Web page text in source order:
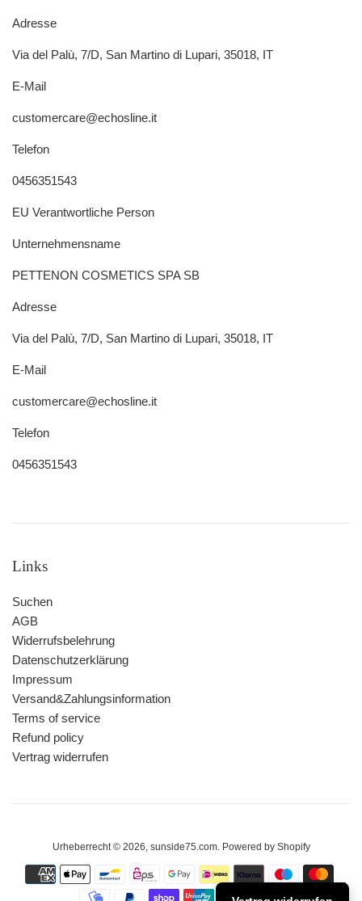
Adresse
Via del Palù, 7/D, San Martino di Lupari, 35018, IT
E-Mail
customercare@echosline.it
Telefon
0456351543
EU Verantwortliche Person
Unternehmensname
PETTENON COSMETICS SPA SB
Adresse
Via del Palù, 7/D, San Martino di Lupari, 35018, IT
E-Mail
customercare@echosline.it
Telefon
0456351543
Links
Suchen
AGB
Widerrufsbelehrung
Datenschutzerklärung
Impressum
Versand&Zahlungsinformation
Terms of service
Refund policy
Vertrag widerrufen
Urheberrecht © 2026, sunside75.com. Powered by Shopify
Zahlungsarten